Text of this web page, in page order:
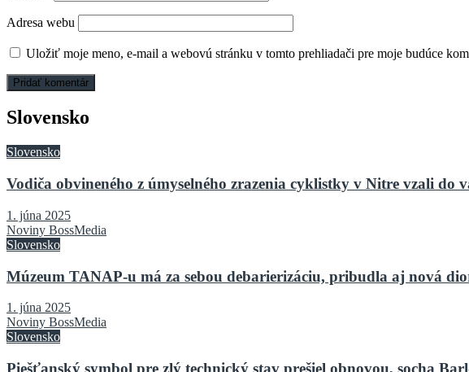
Adresa webu
Uložiť moje meno, e-mail a webovú stránku v tomto prehliadači pre moje budúce
Slovensko
Slovensko
Vodiča obvineného z úmyselného zrazenia cyklistky v Nitre vzali do
1. júna 2025
Noviny BossMedia
Slovensko
Múzeum TANAP-u má za sebou debarierizáciu, pribudla aj nová
1. júna 2025
Noviny BossMedia
Slovensko
Piešťanský symbol pre zlý technický stav prešiel obnovou, socha